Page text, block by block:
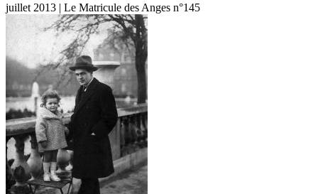
juillet 2013 | Le Matricule des Anges n°145